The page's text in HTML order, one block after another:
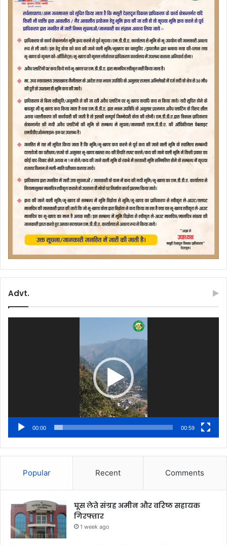
Advt.
00:00 00:59
Popular Recent Comments
घूस लेते संग्रह अमीन और वरिष्ठ सहायक
गिरफ्तार
1 week ago